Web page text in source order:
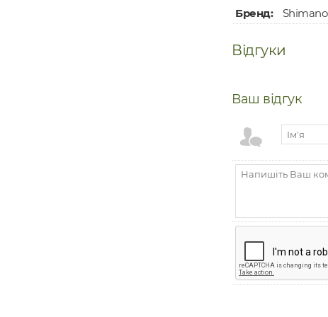
Бренд: Shimano
Відгуки
Ваш відгук